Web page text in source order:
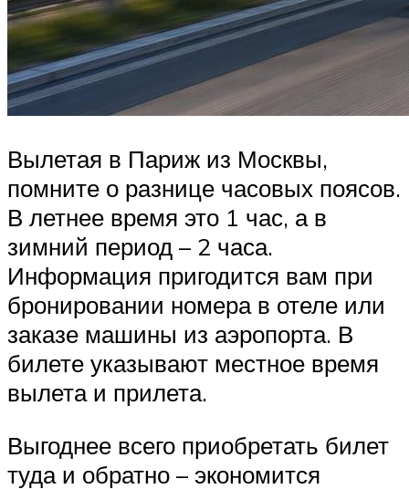
Вылетая в Париж из Москвы,
помните о разнице часовых поясов.
В летнее время это 1 час, а в
зимний период – 2 часа.
Информация пригодится вам при
бронировании номера в отеле или
заказе машины из аэропорта. В
билете указывают местное время
вылета и прилета.
Выгоднее всего приобретать билет
туда и обратно – экономится